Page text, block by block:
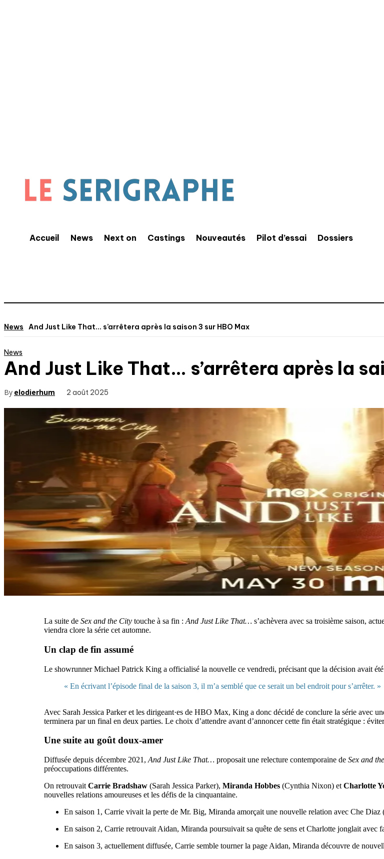
Accueil News Next on Castings Nouveautés Pilot d’essai Dossiers
News And Just Like That… s’arrêtera après la saison 3 sur HBO Max
News
And Just Like That… s’arrêtera après la
By elodierhum 2 août 2025
La suite de Sex and the City touche à sa fin : And Just Like That… s’achèvera avec sa troisième saison,
viendra clore la série cet automne.
Un clap de fin assumé
Le showrunner Michael Patrick King a officialisé la nouvelle ce vendredi, précisant que la décision avait
« En écrivant l’épisode final de la saison 3, il m’a semblé que ce serait un bel endroit pour s’arrêter. »
Avec Sarah Jessica Parker et les dirigeant·es de HBO Max, King a donc décidé de conclure la série avec
terminera par un final en deux parties. Le choix d’attendre avant d’annoncer cette fin était stratégique :
Une suite au goût doux-amer
Diffusée depuis décembre 2021, And Just Like That… proposait une relecture contemporaine de Sex and
préoccupations différentes.
On retrouvait Carrie Bradshaw (Sarah Jessica Parker), Miranda Hobbes (Cynthia Nixon) et Charlotte
nouvelles relations amoureuses et les défis de la cinquantaine.
En saison 1, Carrie vivait la perte de Mr. Big, Miranda amorçait une nouvelle relation avec Che Diaz
En saison 2, Carrie retrouvait Aidan, Miranda poursuivait sa quête de sens et Charlotte jonglait avec
En saison 3, actuellement diffusée, Carrie semble tourner la page Aidan, Miranda découvre de